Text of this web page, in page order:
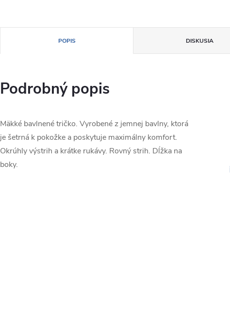
POPIS DISKUSIA
Podrobný popis
Mäkké bavlnené tričko. Vyrobené z jemnej bavlny, ktorá
je šetrná k pokožke a poskytuje maximálny komfort.
Okrúhly výstrih a krátke rukávy. Rovný strih. Dĺžka na
boky.